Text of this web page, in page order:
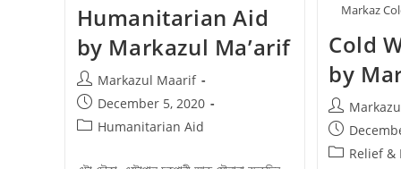
Humanitarian Aid
by Markazul Ma’arif
Markazul Maarif
December 5, 2020
Humanitarian Aid
Markaz
Cold
by
Relief